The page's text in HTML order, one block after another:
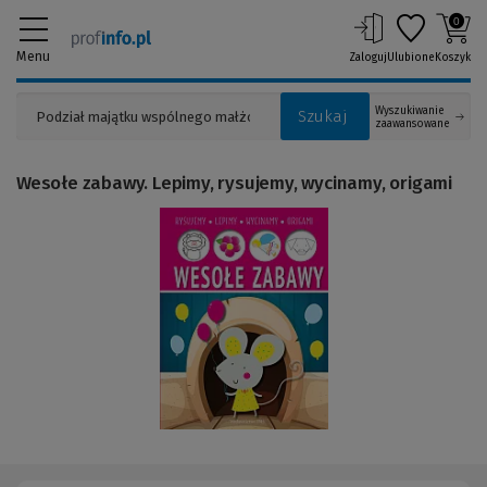
Menu
Szukaj
Wyszukiwanie
zaawansowane
ZalogujUlubione
0
Koszyk
Wesołe zabawy. Lepimy, rysujemy, wycinamy, origami